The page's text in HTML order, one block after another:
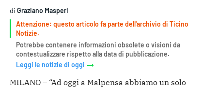
di Graziano Masperi
Attenzione: questo articolo fa parte dell'archivio di Ticino
Notizie.
Potrebbe contenere informazioni obsolete o visioni da
contestualizzare rispetto alla data di pubblicazione.
Leggi le notizie di oggi
MILANO – “Ad oggi a Malpensa abbiamo un solo